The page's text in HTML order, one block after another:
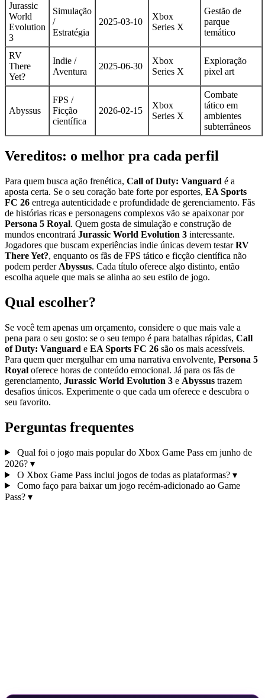
Jurassic
World
Evolution
3
Simulação
/
Estratégia
2025-03-10
Xbox
Series X
Gestão de
parque
temático
RV
There
Yet?
Indie /
Aventura
2025-06-30
Xbox
Series X
Exploração
pixel art
Abyssus
FPS /
Ficção
científica
2026-02-15
Xbox
Series X
Combate
tático em
ambientes
subterrâneos
Vereditos: o melhor pra cada perfil
Para quem busca ação frenética, Call of Duty: Vanguard é a
aposta certa. Se o seu coração bate forte por esportes, EA Sports
FC 26 entrega autenticidade e profundidade de gerenciamento. Fãs
de histórias ricas e personagens complexos vão se apaixonar por
Persona 5 Royal. Quem gosta de simulação e construção de
mundos encontrará Jurassic World Evolution 3 interessante.
Jogadores que buscam experiências indie únicas devem testarRV
There Yet?, enquanto os fãs de FPS tático e ficção científica não
podem perder Abyssus. Cada título oferece algo distinto, então
escolha aquele que mais se alinha ao seu estilo de jogo.
Qual escolher?
Se você tem apenas um orçamento, considere o que mais vale a
pena para o seu gosto: se o seu tempo é para batalhas rápidas, Call
of Duty: Vanguard e EA Sports FC 26 são os mais acessíveis.
Para quem quer mergulhar em uma narrativa envolvente, Persona 5
Royal oferece horas de conteúdo emocional. Já para os fãs de
gerenciamento, Jurassic World Evolution 3 e Abyssus trazem
desafios únicos. Experimente o que cada um oferece e descubra o
seu favorito.
Perguntas frequentes
Qual foi o jogo mais popular do Xbox Game Pass em junho de
2026? ▾
O Xbox Game Pass inclui jogos de todas as plataformas? ▾
Como faço para baixar um jogo recém-adicionado ao Game
Pass? ▾